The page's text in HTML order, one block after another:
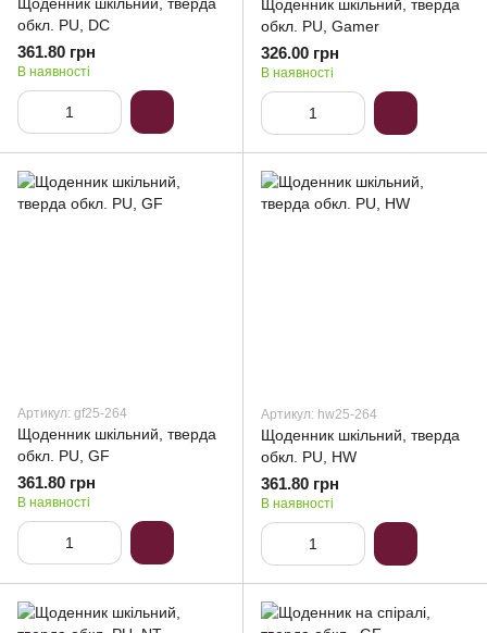
обкл. PU, DC
361.80 грн
В наявності
Щоденник шкільний, тверда
обкл. PU, Gamer
326.00 грн
В наявності
Артикул: gf25-264
Щоденник шкільний, тверда
обкл. PU, GF
361.80 грн
В наявності
Артикул: hw25-264
Щоденник шкільний, тверда
обкл. PU, HW
361.80 грн
В наявності